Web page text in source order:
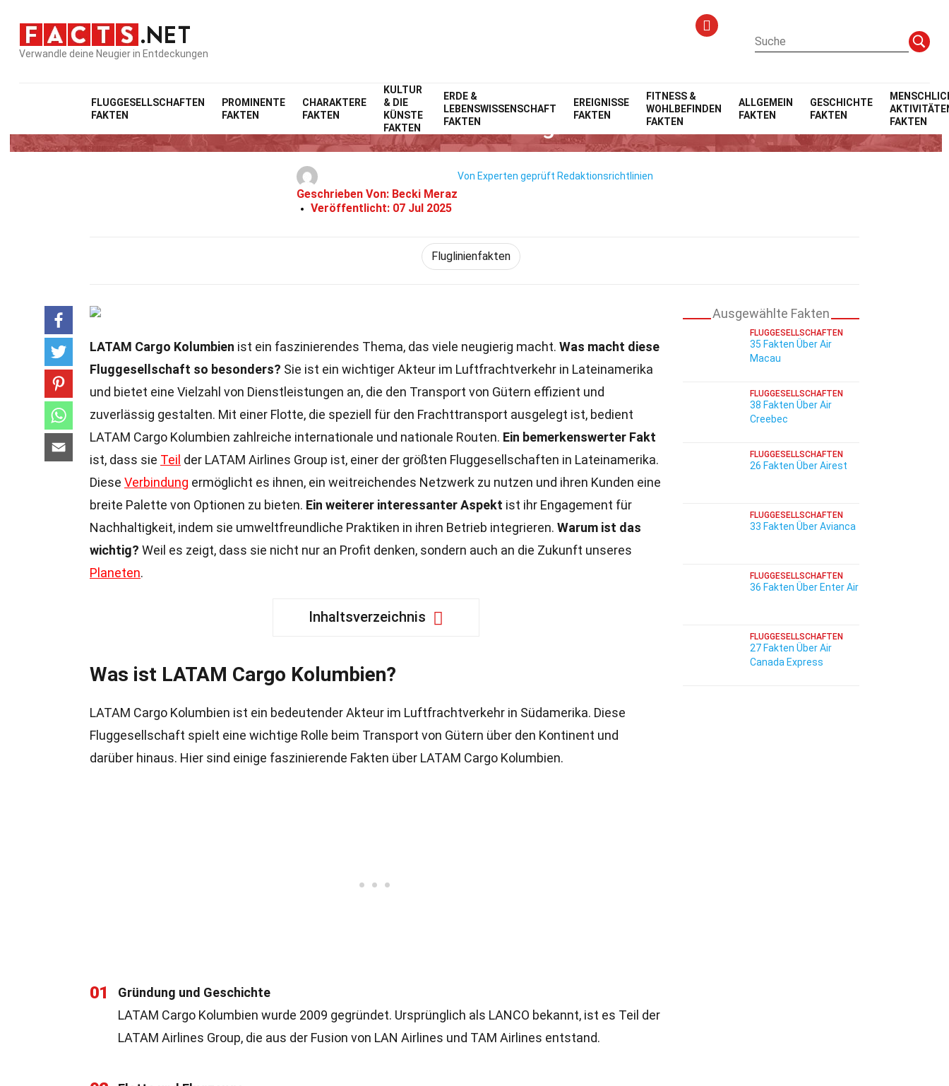
Verwandle deine Neugier in Entdeckungen
FLUGGESELLSCHAFTEN
FAKTEN
PROMINENTE
FAKTEN
CHARAKTERE
FAKTEN
KULTUR
& DIE
KÜNSTE
FAKTEN
ERDE &
LEBENSWISSENSCHAFT
FAKTEN
EREIGNISSE
FAKTEN
FITNESS &
WOHLBEFINDEN
FAKTEN
ALLGEMEIN
FAKTEN
GESCHICHTE
FAKTEN
FAKTEN
Home Fluggesellschaften
36 Fakten Über LATAM Cargo Kolumbien
Geschrieben Von: Becki Meraz
Veröffentlicht: 07 Jul 2025
Von Experten geprüft Redaktionsrichtlinien
Fluglinienfakten
LATAM Cargo Kolumbien ist ein faszinierendes Thema, das viele neugierig macht. Was macht diese
Fluggesellschaft so besonders? Sie ist ein wichtiger Akteur im Luftfrachtverkehr in Lateinamerika
und bietet eine Vielzahl von Dienstleistungen an, die den Transport von Gütern effizient und
zuverlässig gestalten. Mit einer Flotte, die speziell für den Frachttransport ausgelegt ist, bedient
LATAM Cargo Kolumbien zahlreiche internationale und nationale Routen. Ein bemerkenswerter Fakt
ist, dass sie Teil der LATAM Airlines Group ist, einer der größten Fluggesellschaften in Lateinamerika.
Diese Verbindung ermöglicht es ihnen, ein weitreichendes Netzwerk zu nutzen und ihren Kunden eine
breite Palette von Optionen zu bieten. Ein weiterer interessanter Aspekt ist ihr Engagement für
Nachhaltigkeit, indem sie umweltfreundliche Praktiken in ihren Betrieb integrieren. Warum ist das
wichtig? Weil es zeigt, dass sie nicht nur an Profit denken, sondern auch an die Zukunft unseres
Planeten.
Inhaltsverzeichnis
Was ist LATAM Cargo Kolumbien?
LATAM Cargo Kolumbien ist ein bedeutender Akteur im Luftfrachtverkehr in Südamerika. Diese
Fluggesellschaft spielt eine wichtige Rolle beim Transport von Gütern über den Kontinent und
darüber hinaus. Hier sind einige faszinierende Fakten über LATAM Cargo Kolumbien.
01
Gründung und Geschichte
LATAM Cargo Kolumbien wurde 2009 gegründet. Ursprünglich als LANCO bekannt, ist es Teil der
LATAM Airlines Group, die aus der Fusion von LAN Airlines und TAM Airlines entstand.
Ausgewählte Fakten
FLUGGESELLSCHAFTEN
35 Fakten Über Air
Macau
FLUGGESELLSCHAFTEN
38 Fakten Über Air
Creebec
FLUGGESELLSCHAFTEN
26 Fakten Über Airest
FLUGGESELLSCHAFTEN
33 Fakten Über Avianca
FLUGGESELLSCHAFTEN
36 Fakten Über Enter Air
FLUGGESELLSCHAFTEN
27 Fakten Über Air
Canada Express